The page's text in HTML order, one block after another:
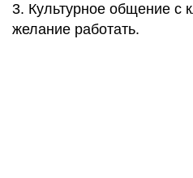
3. Культурное общение с
желание работать.